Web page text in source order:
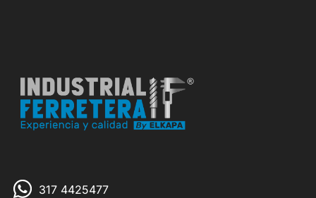
317 4425477